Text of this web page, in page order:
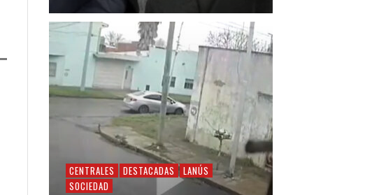
CENTRALES DESTACADAS
LANÚS
SOCIEDAD